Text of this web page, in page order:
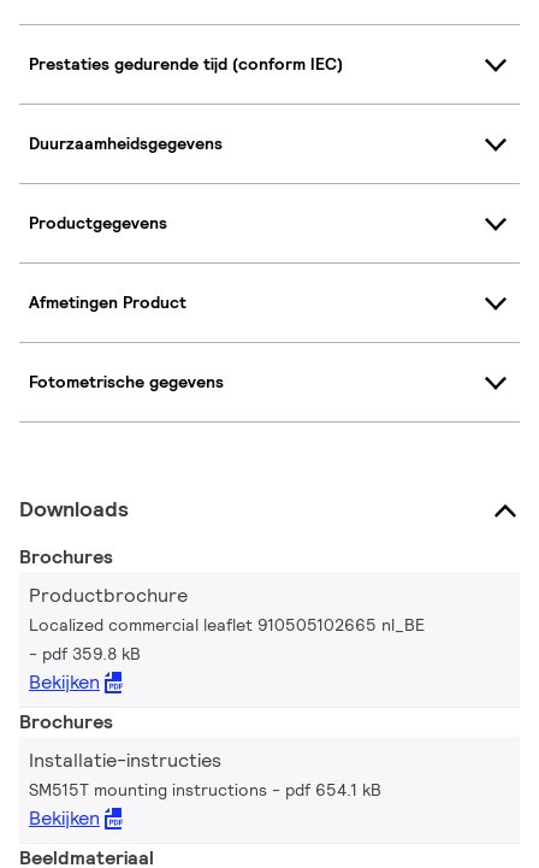
Prestaties gedurende tijd (conform IEC)
Duurzaamheidsgegevens
Productgegevens
Afmetingen Product
Fotometrische gegevens
Downloads
Brochures
Productbrochure
Localized commercial leaflet 910505102665 nl_BE
pdf 359.8 kB
Bekijken
Brochures
Installatie-instructies
SM515T mounting instructions pdf 654.1 kB
Bekijken
Beeldmateriaal